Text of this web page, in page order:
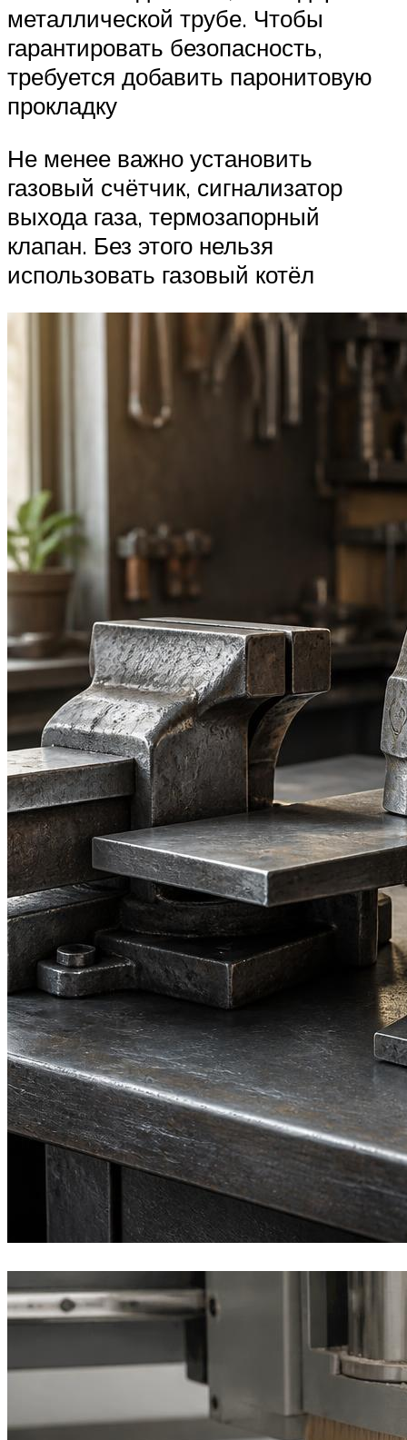
металлической трубе. Чтобы
гарантировать безопасность,
требуется добавить паронитовую
прокладку
Не менее важно установить
газовый счётчик, сигнализатор
выхода газа, термозапорный
клапан. Без этого нельзя
использовать газовый котёл